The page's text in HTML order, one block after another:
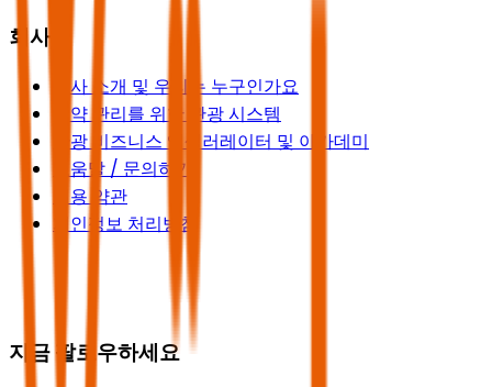
회사
회사 소개 및 우리는 누구인가요
예약 관리를 위한 관광 시스템
관광 비즈니스 액셀러레이터 및 아카데미
도움말 / 문의하기
이용 약관
개인정보 처리방침
지금 팔로우하세요